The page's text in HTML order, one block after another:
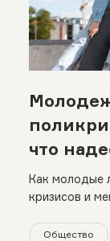
что
Как молодые
кризисов и
Общество